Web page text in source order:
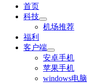
菜
单
首页
科技
机场推荐
福利
客户端
安卓手机
苹果手机
windows电脑